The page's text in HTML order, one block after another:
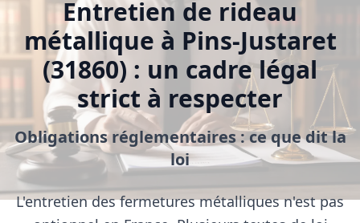
Entretien de rideau
métallique à Pins-Justaret
(31860) : un cadre légal
strict à respecter
Obligations réglementaires : ce que dit la
loi
L'entretien des fermetures métalliques n'est pas